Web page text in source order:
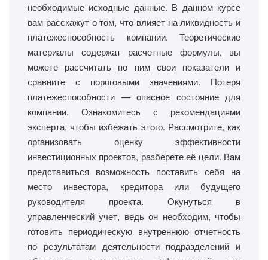
необходимые исходные данные. В данном курсе
вам расскажут о том, что влияет на ликвидность и
платежеспособность компании. Теоретические
материалы содержат расчетные формулы, вы
можете рассчитать по ним свои показатели и
сравните с пороговыми значениями. Потеря
платежеспособности — опасное состояние для
компании. Ознакомитесь с рекомендациями
эксперта, чтобы избежать этого. Рассмотрите, как
организовать оценку эффективности
инвестиционных проектов, разберете её цели. Вам
представиться возможность поставить себя на
место инвестора, кредитора или будущего
руководителя проекта. Окунуться в
управленческий учет, ведь он необходим, чтобы
готовить периодическую внутреннюю отчетность
по результатам деятельности подразделений и